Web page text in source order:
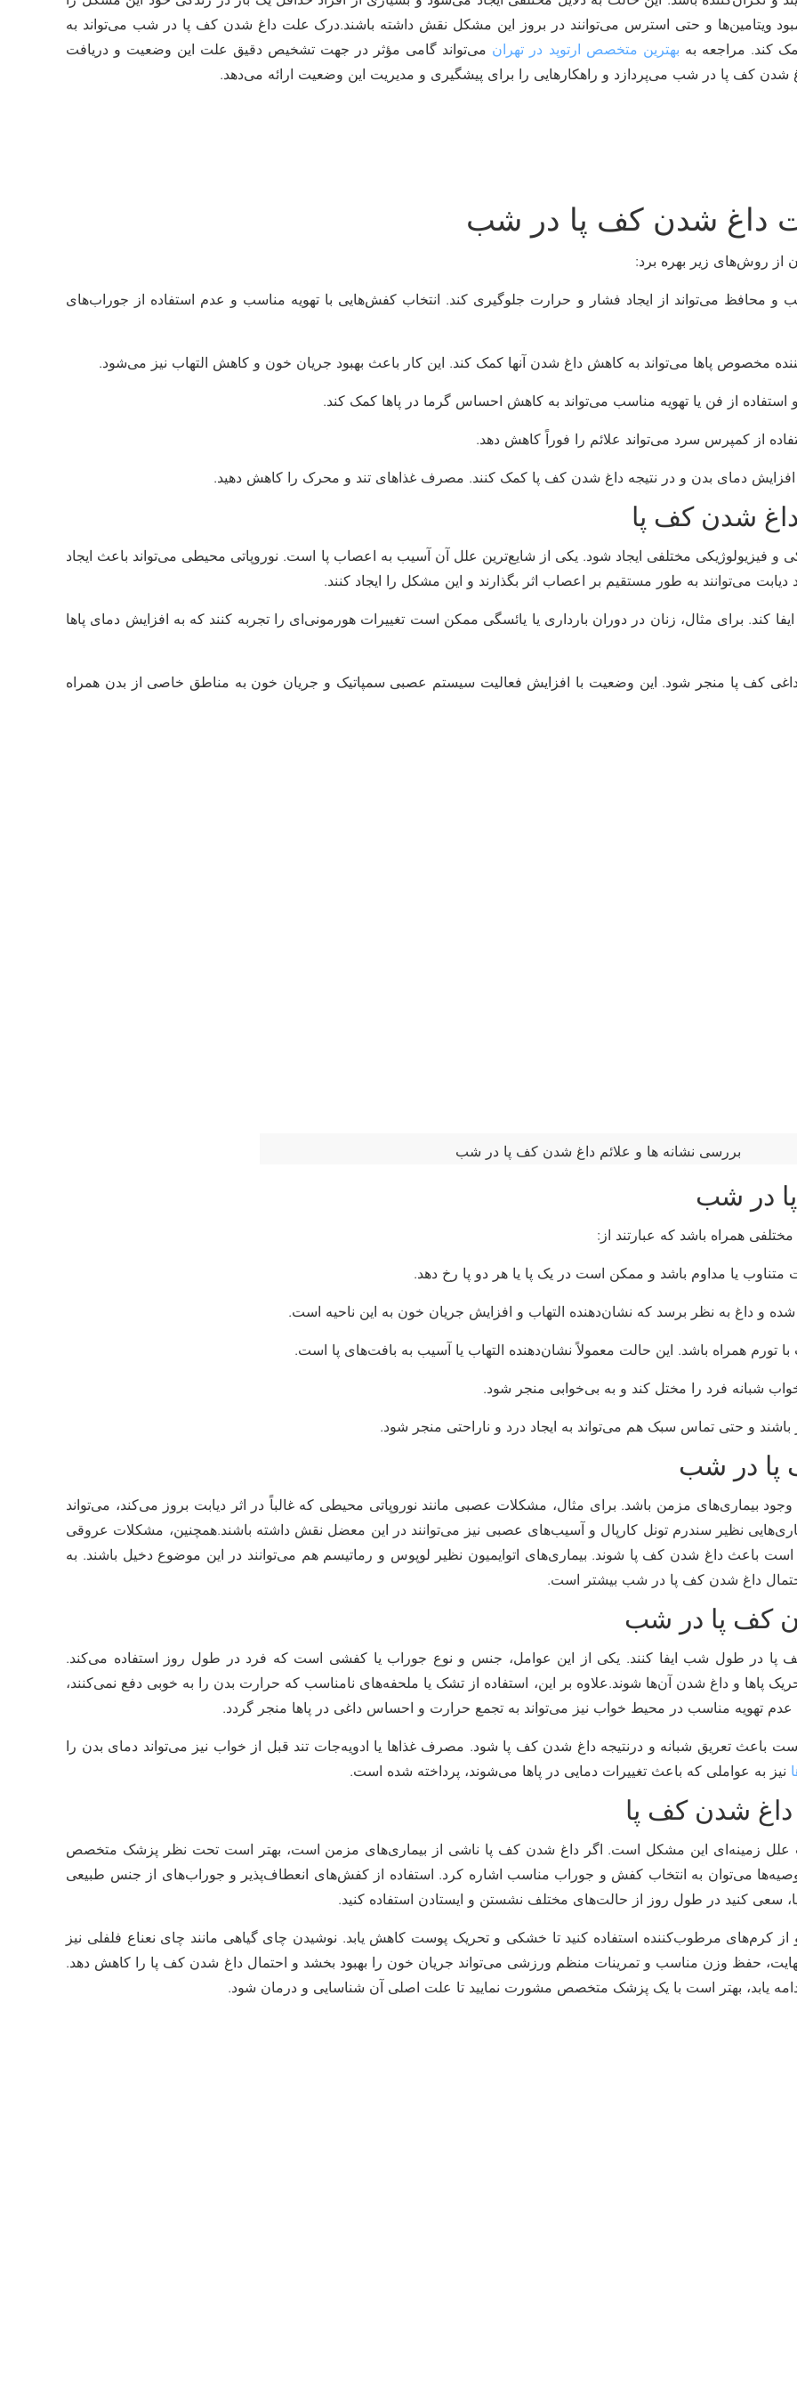
کمبود ویتامین‌ها و حتی استرس می‌توانند در بروز این مشکل نقش داشته باشند.درک علت داغ شدن کف پا در شب می‌تواند به
کند. مراجعه به بهترین متخصص ارتوپد در تهران می‌تواند گامی مؤثر در جهت تشخیص دقیق علت این وضعیت و دریافت
کف پا در شب می‌پردازد و راهکارهایی را برای پیشگیری و مدیریت این وضعیت ارائه می‌دهد.
داغ شدن کف پا در شب
روش‌های زیر بهره برد:
محافظ می‌تواند از ایجاد فشار و حرارت جلوگیری کند. انتخاب کفش‌هایی با تهویه مناسب و عدم استفاده از جوراب‌های
داغ شدن کف پا
مختلفی ایجاد شود. یکی از شایع‌ترین علل آن آسیب به اعصاب پا است. نوروپاتی محیطی می‌تواند باعث ایجاد
می‌توانند به طور مستقیم بر اعصاب اثر بگذارند و این مشکل را ایجاد کنند.
کند. برای مثال، زنان در دوران بارداری یا یائسگی ممکن است تغییرات هورمونی‌ای را تجربه کنند که به افزایش دمای پاها
کف پا منجر شود. این وضعیت با افزایش فعالیت سیستم عصبی سمپاتیک و جریان خون به مناطق خاصی از بدن همراه
بررسی نشانه ها و علائم داغ شدن کف پا در شب
در شب
همراه باشد که عبارتند از:
پا در شب
بیماری‌های مزمن باشد. برای مثال، مشکلات عصبی مانند نوروپاتی محیطی که غالباً در اثر دیابت بروز می‌کند، می‌تواند
نظیر سندرم تونل کارپال و آسیب‌های عصبی نیز می‌توانند در این معضل نقش داشته باشند.همچنین، مشکلات عروقی
باعث داغ شدن کف پا شوند. بیماری‌های اتوایمیون نظیر لوپوس و رماتیسم هم می‌توانند در این موضوع دخیل باشند. به
داغ شدن کف پا در شب بیشتر است.
کف پا در شب
پا در طول شب ایفا کنند. یکی از این عوامل، جنس و نوع جوراب یا کفشی است که فرد در طول روز استفاده می‌کند.
پاها و داغ شدن آن‌ها شوند.علاوه بر این، استفاده از تشک یا ملحفه‌های نامناسب که حرارت بدن را به خوبی دفع نمی‌کنند،
مناسب در محیط خواب نیز می‌تواند به تجمع حرارت و احساس داغی در پاها منجر گردد.
باعث تعریق شبانه و درنتیجه داغ شدن کف پا شود. مصرف غذاها یا ادویه‌جات تند قبل از خواب نیز می‌تواند دمای بدن را
نیز به عواملی که باعث تغییرات دمایی در پاها می‌شوند، پرداخته شده است.
شدن کف پا
زمینه‌ای این مشکل است. اگر داغ شدن کف پا ناشی از بیماری‌های مزمن است، بهتر است تحت نظر پزشک متخصص
توصیه‌ها می‌توان به انتخاب کفش و جوراب مناسب اشاره کرد. استفاده از کفش‌های انعطاف‌پذیر و جوراب‌های از جنس طبیعی
سعی کنید در طول روز از حالت‌های مختلف نشستن و ایستادن استفاده‌ کنید.
کرم‌های مرطوب‌کننده استفاده کنید تا خشکی و تحریک پوست کاهش یابد. نوشیدن چای گیاهی مانند چای نعناع فلفلی نیز
حفظ وزن مناسب و تمرینات منظم ورزشی می‌تواند جریان خون را بهبود بخشد و احتمال داغ شدن کف پا را کاهش دهد.
یابد، بهتر است با یک پزشک متخصص مشورت نمایید تا علت اصلی آن شناسایی و درمان شود.